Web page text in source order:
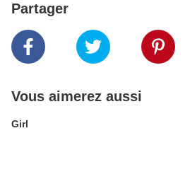
Partager
Vous aimerez aussi
Girl